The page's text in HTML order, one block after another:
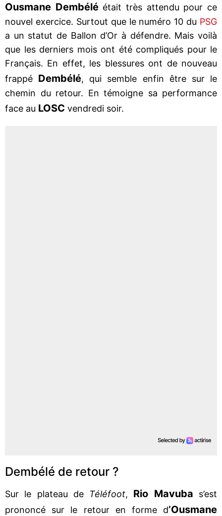
Ousmane Dembéléétait très attendu pour ce
nouvel exercice. Surtout que le numéro 10 du PSG
a un statut de Ballon d’Or à défendre. Mais voilà
que les derniers mois ont été compliqués pour le
Français. En effet, les blessures ont de nouveau
frappé Dembélé, qui semble enfin être sur le
chemin du retour. En témoigne sa performance
face au LOSC vendredi soir.
Dembélé de retour ?
Sur le plateau de Téléfoot, Rio Mavuba s’est
prononcé sur le retour en forme d’Ousmane